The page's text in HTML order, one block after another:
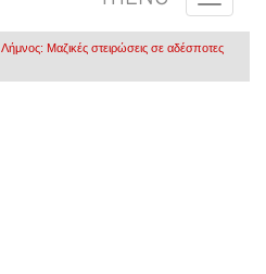
Λήμνος: Μαζικές στειρώσεις σε αδέσποτες